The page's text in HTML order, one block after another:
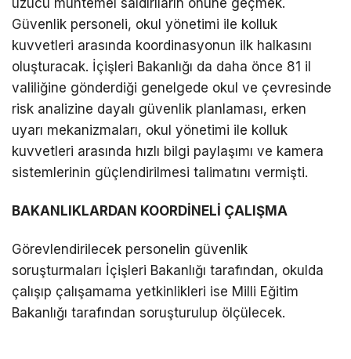
Güvenlik personeli, okul yönetimi ile kolluk
kuvvetleri arasında koordinasyonun ilk halkasını
oluşturacak. İçişleri Bakanlığı da daha önce 81 il
valiliğine gönderdiği genelgede okul ve çevresinde
risk analizine dayalı güvenlik planlaması, erken
uyarı mekanizmaları, okul yönetimi ile kolluk
kuvvetleri arasında hızlı bilgi paylaşımı ve kamera
sistemlerinin güçlendirilmesi talimatını vermişti.
BAKANLIKLARDAN KOORDİNELİ ÇALIŞMA
Görevlendirilecek personelin güvenlik
soruşturmaları İçişleri Bakanlığı tarafından, okulda
çalışıp çalışamama yetkinlikleri ise Milli Eğitim
Bakanlığı tarafından soruşturulup ölçülecek.